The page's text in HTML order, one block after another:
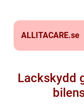
ALLITACARE.se
Lackskydd